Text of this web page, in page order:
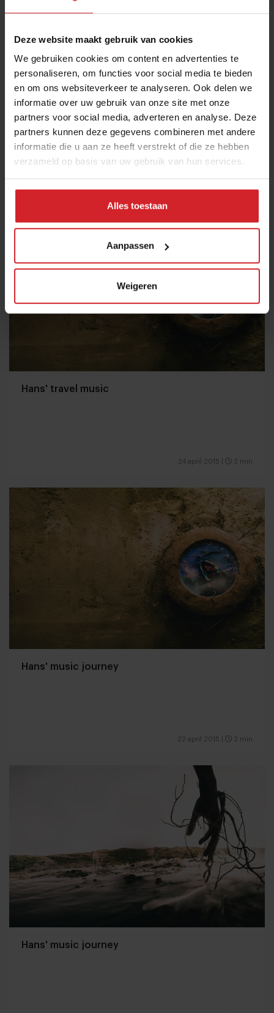
Deze website maakt gebruik van cookies
We gebruiken cookies om content en advertenties te
personaliseren, om functies voor social media te bieden
en om ons websiteverkeer te analyseren. Ook delen we
informatie over uw gebruik van onze site met onze
partners voor social media, adverteren en analyse. Deze
partners kunnen deze gegevens combineren met andere
informatie die u aan ze heeft verstrekt of die ze hebben
verzameld op basis van uw gebruik van hun services.
Alles toestaan
Aanpassen
Weigeren
Reizen met Hans
Hans' travel music
24 april 2015 2 min
Hans' music journey
22 april 2015 2 min
Hans' music journey